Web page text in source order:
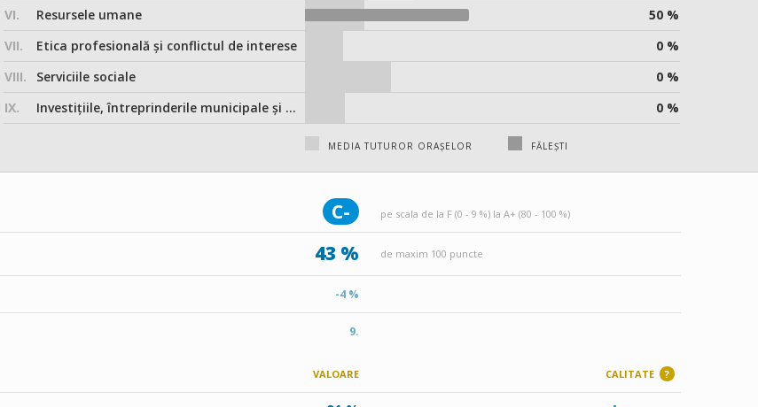
VI.
Resursele umane
50 %
VII.
Etica profesională și conflictul de interese
0 %
VIII.
Serviciile sociale
0 %
IX.
Investițiile, întreprinderile municipale și participarea în societățile comerciale 0 %
MEDIA TUTUROR ORAȘELOR FĂLEȘTI
C- pe scala de la F (0 - 9 %) la A+ (80 - 100 %)
43 % de maxim 100 puncte
-4 %
9.
VALOARE CALITATE ?